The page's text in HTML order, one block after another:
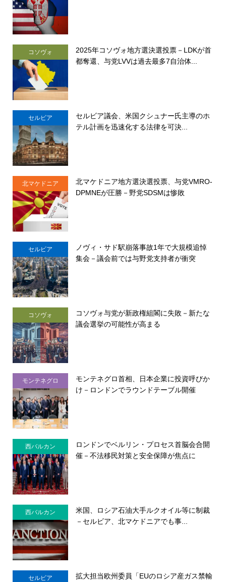
コソヴォ
2025年コソヴォ地方選決選投票－LDKが首
都奪還、与党LVVは過去最多7自治体...
セルビア
セルビア議会、米国クシュナー氏主導のホ
テル計画を迅速化する法律を可決...
北マケドニア
北マケドニア地方選決選投票、与党VMRO-
DPMNEが圧勝－野党SDSMは惨敗
セルビア
ノヴィ・サド駅崩落事故1年で大規模追悼
集会－議会前では与野党支持者が衝突
コソヴォ
コソヴォ与党が新政権組閣に失敗－新たな
議会選挙の可能性が高まる
モンテネグロ
モンテネグロ首相、日本企業に投資呼びか
け－ロンドンでラウンドテーブル開催
西バルカン
ロンドンでベルリン・プロセス首脳会合開
催－不法移民対策と安全保障が焦点に
西バルカン
米国、ロシア石油大手ルクオイル等に制裁
－セルビア、北マケドニアでも事...
セルビア
拡大担当欧州委員「EUのロシア産ガス禁輸